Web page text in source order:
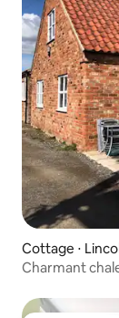
Cottage ⋅
Charmant